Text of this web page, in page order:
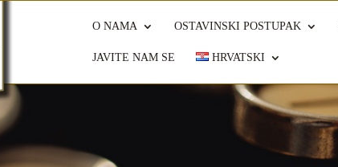
O NAMA OSTAVINSKI POSTUPAK
JAVITE NAM SE HRVATSKI